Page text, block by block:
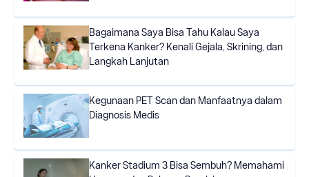
Bagaimana Saya Bisa Tahu Kalau Saya
Terkena Kanker? Kenali Gejala, Skrining, dan
Langkah Lanjutan
Kegunaan PET Scan dan Manfaatnya dalam
Diagnosis Medis
Kanker Stadium 3 Bisa Sembuh? Memahami